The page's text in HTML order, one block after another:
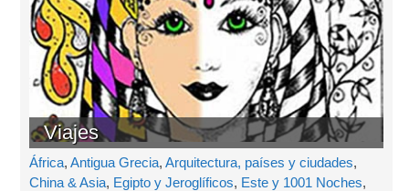
Viajes
África, Antigua Grecia, Arquitectura, países y ciudades,
China & Asia, Egipto y Jeroglíficos, Este y 1001 Noches,